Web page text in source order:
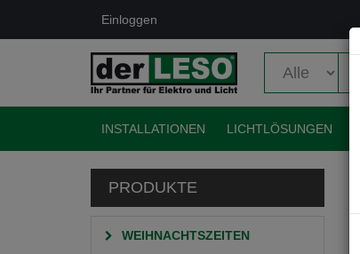
Einloggen
INSTALLATIONEN LICHTLÖSUNGEN
PRODUKTE
WEIHNACHTSZEITEN